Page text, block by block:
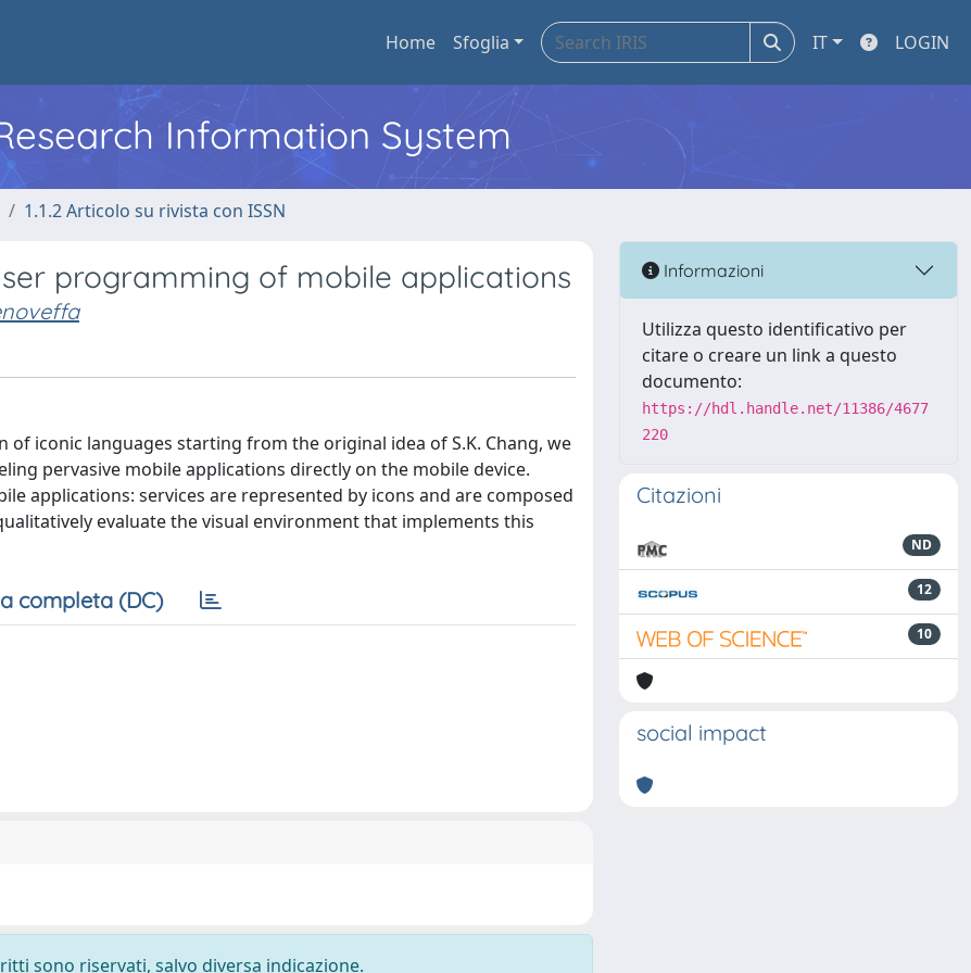
Home Sfoglia IT LOGIN
Information System
1.1.2 Articolo su rivista con ISSN
programming of mobile applications
iconic languages starting from the original idea of S.K. Chang, we
pervasive mobile applications directly on the mobile device.
applications: services are represented by icons and are composed
evaluate the visual environment that implements this
completa (DC)
sono riservati, salvo diversa indicazione.
Informazioni
Utilizza questo identificativo per
citare o creare un link a questo
documento:
https://hdl.handle.net/11386/4677
220
Citazioni
ND
12
10
social impact